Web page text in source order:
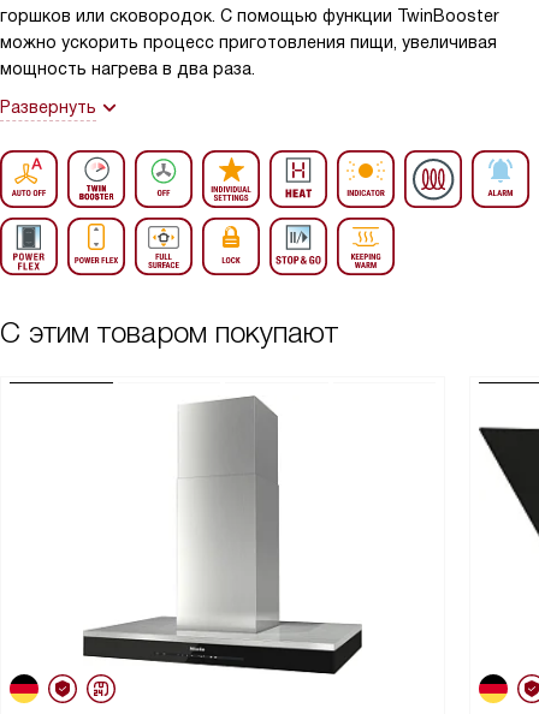
горшков или сковородок. С помощью функции TwinBooster
можно ускорить процесс приготовления пищи, увеличивая
мощность нагрева в два раза.
Развернуть
С этим товаром покупают